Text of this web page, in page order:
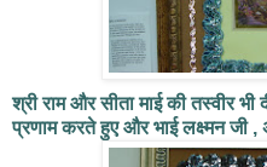
श्री राम और सीता माई की तस्वीर
प्रणाम करते हुए और भाई लक्ष्मन जी